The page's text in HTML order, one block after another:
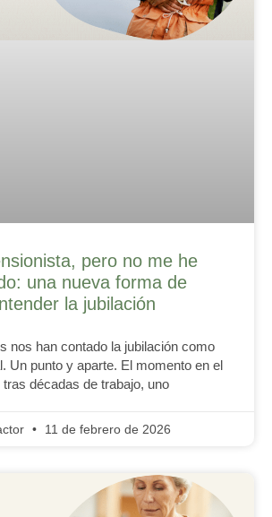
pero no me he
una nueva forma de
la jubilación
nos han contado la jubilación como
Un punto y aparte. El momento en el
tras décadas de trabajo, uno
11 de febrero de 2026